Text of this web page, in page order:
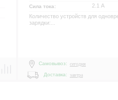
Сила тока:
2.1 А
Количество устройств для
зарядки:...
Самовывоз: сегодня
Доставка:
завтра